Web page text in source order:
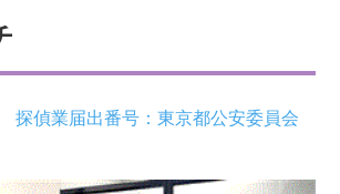
探偵業届出番号：東京都公安委員会